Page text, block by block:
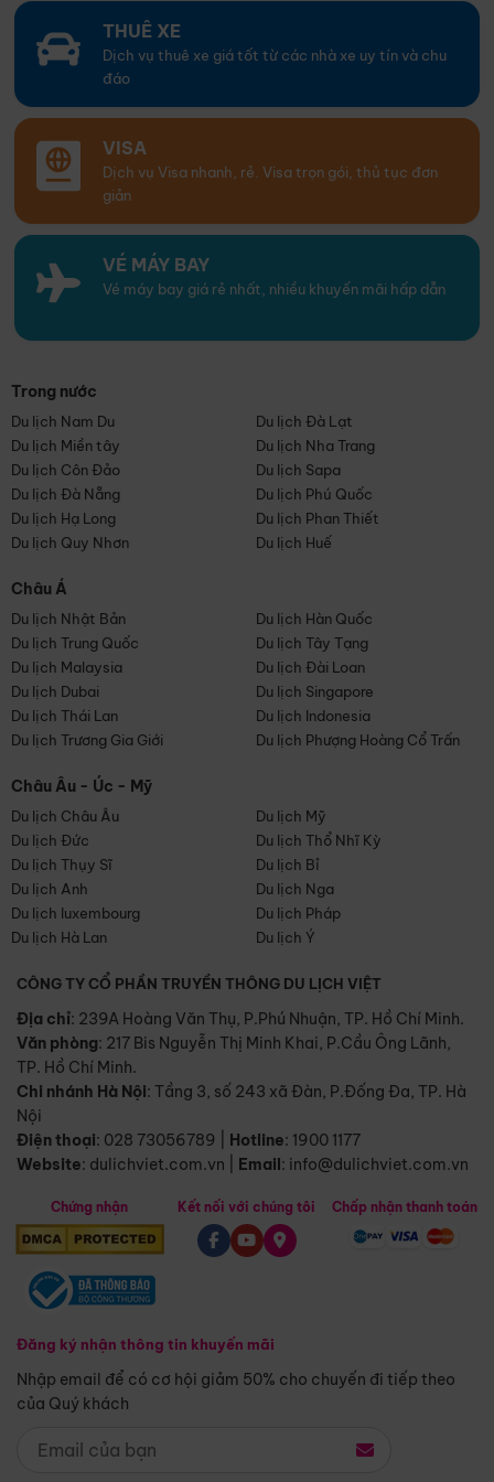
THUÊ XE
Dịch vụ thuê xe giá tốt từ các nhà xe uy tín và chu
đáo
VISA
Dịch vụ Visa nhanh, rẻ. Visa trọn gói, thủ tục đơn
giản
VÉ MÁY BAY
Vé máy bay giá rẻ nhất, nhiều khuyến mãi hấp dẫn
Trong nước
Du lịch Nam Du
Du lịch Đà Lạt
Du lịch Miền tây
Du lịch Nha Trang
Du lịch Côn Đảo
Du lịch Sapa
Du lịch Đà Nẵng
Du lịch Phú Quốc
Du lịch Hạ Long
Du lịch Phan Thiết
Du lịch Quy Nhơn
Du lịch Huế
Châu Á
Du lịch Nhật Bản
Du lịch Hàn Quốc
Du lịch Trung Quốc
Du lịch Tây Tạng
Du lịch Malaysia
Du lịch Đài Loan
Du lịch Dubai
Du lịch Singapore
Du lịch Thái Lan
Du lịch Indonesia
Du lịch Trương Gia Giới
Du lịch Phượng Hoàng Cổ Trấn
Châu Âu - Úc - Mỹ
Du lịch Châu Âu
Du lịch Mỹ
Du lịch Đức
Du lịch Thổ Nhĩ Kỳ
Du lịch Thụy Sĩ
Du lịch Bỉ
Du lịch Anh
Du lịch Nga
Du lịch luxembourg
Du lịch Pháp
Du lịch Hà Lan
Du lịch Ý
CÔNG TY CỔ PHẦN TRUYỀN THÔNG DU LỊCH VIỆT
Địa chỉ: 239A Hoàng Văn Thụ, P.Phú Nhuận, TP. Hồ Chí Minh.
Văn phòng: 217 Bis Nguyễn Thị Minh Khai, P.Cầu Ông Lãnh,
TP. Hồ Chí Minh.
Chi nhánh Hà Nội: Tầng 3, số 243 xã Đàn, P.Đống Đa, TP. Hà
Nội
Điện thoại: 028 73056789 Hotline: 1900 1177
Website: dulichviet.com.vn Email: info@dulichviet.com.vn
Chứng nhận
Đăng ký nhận thông tin khuyến mãi
Nhập email để có cơ hội giảm 50% cho chuyến đi tiếp theo
của Quý khách
Kết nối với chúng tôi Chấp nhận thanh toán